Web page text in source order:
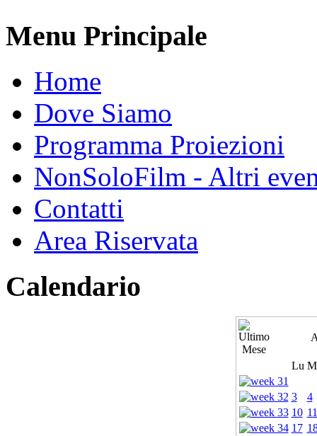
Menu Principale
Home
Dove Siamo
Programma Proiezioni
NonSoloFilm - Altri
Contatti
Area Riservata
Calendario
Lu
3
4
10 11
17